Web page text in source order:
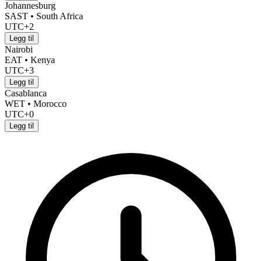
Johannesburg
SAST • South Africa
UTC+2
Legg til
Nairobi
EAT • Kenya
UTC+3
Legg til
Casablanca
WET • Morocco
UTC+0
Legg til